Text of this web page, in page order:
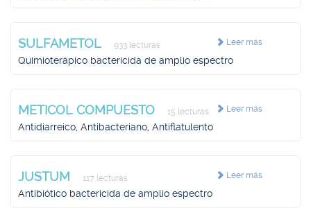
Leer más
SULFAMETOL 933 lecturas
Quimioterápico bactericida de amplio espectro
Leer más
METICOL COMPUESTO 15 lecturas
Antidiarreico, Antibacteriano, Antiflatulento
Leer más
JUSTUM 117 lecturas
Antibiótico bactericida de amplio espectro